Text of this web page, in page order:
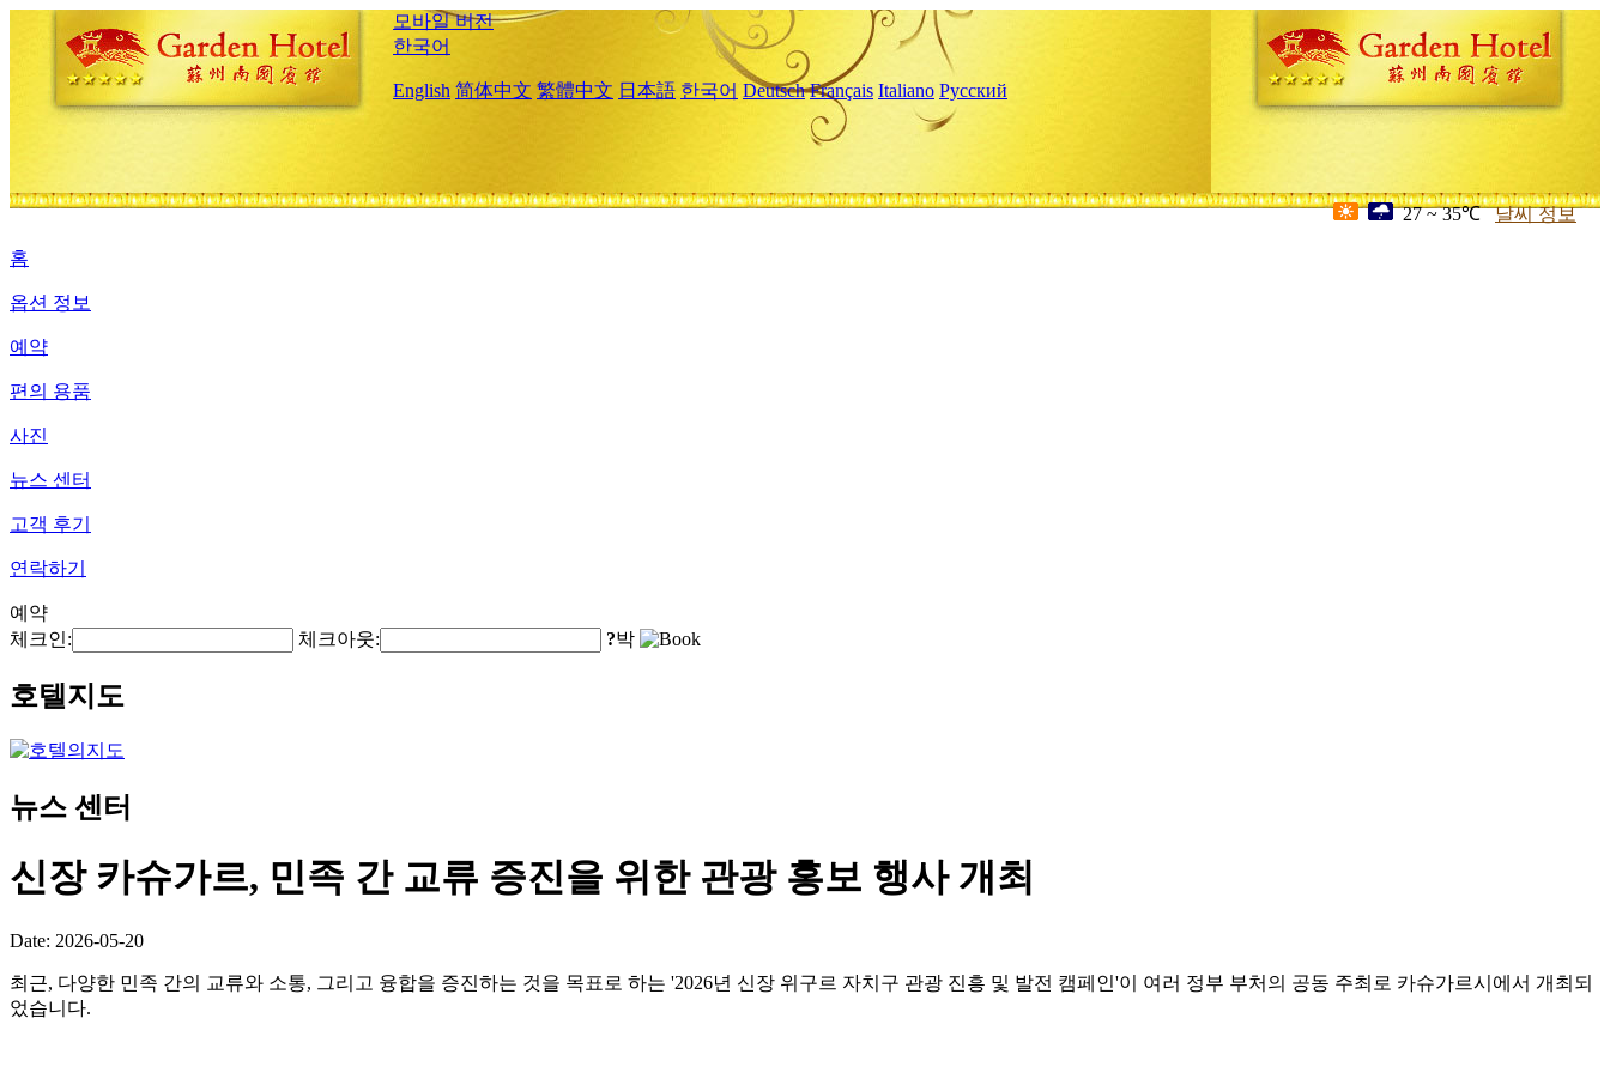
모바일 버전
한국어
English 简体中文 繁體中文 日本語 한국어 Deutsch Français Italiano Русский
27 ~ 35℃ 날씨 정보
홈
옵션 정보
예약
편의 용품
사진
뉴스 센터
고객 후기
연락하기
예약
체크인:
체크아웃: ?박
호텔지도
뉴스 센터
신장 카슈가르, 민족 간 교류 증진을 위한 관광 홍보 행사 개최
Date: 2026-05-20
최근, 다양한 민족 간의 교류와 소통, 그리고 융합을 증진하는 것을 목표로 하는 '2026년 신장 위구르 자치구 관광 진흥 및 발전 캠페인'이 여러 정부 부처의 공동 주최로 카슈가르시에서 개최되
었습니다.